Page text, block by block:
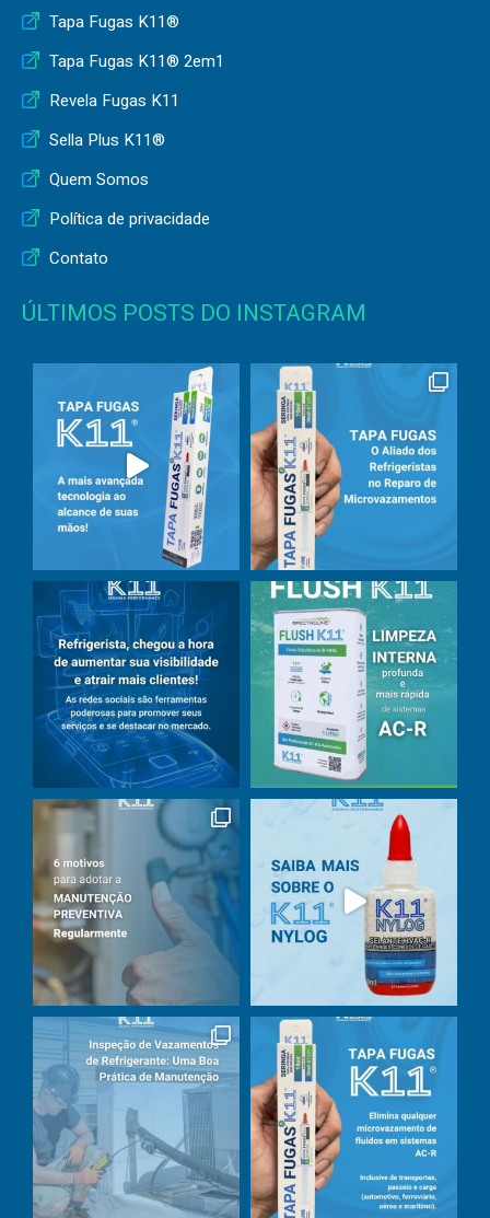
Tapa Fugas K11®
Tapa Fugas K11® 2em1
Revela Fugas K11
Sella Plus K11®
Quem Somos
Política de privacidade
Contato
ÚLTIMOS POSTS DO INSTAGRAM